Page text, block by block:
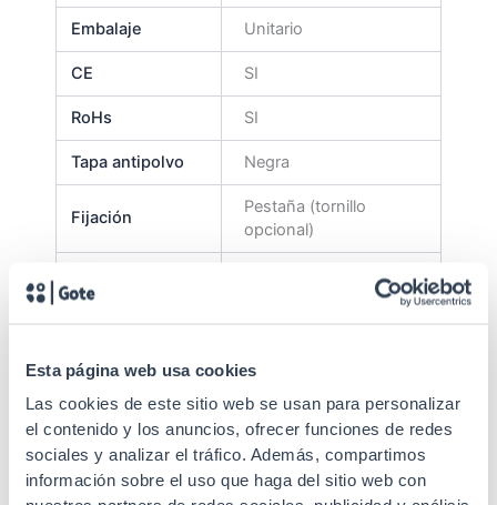
Esta página web usa cookies
Las cookies de este sitio web se usan para personalizar
el contenido y los anuncios, ofrecer funciones de redes
sociales y analizar el tráfico. Además, compartimos
información sobre el uso que haga del sitio web con
Embalaje Unitario
CE SI
RoHs SI
Tapa antipolvo Negra
Fijación
Pestaña (tornillo
opcional)
Durabilidad 1000 conexiones
Material férula Cerámica zirconia
Tipo de fibra Multimodo
IEC 61753-1, IEC